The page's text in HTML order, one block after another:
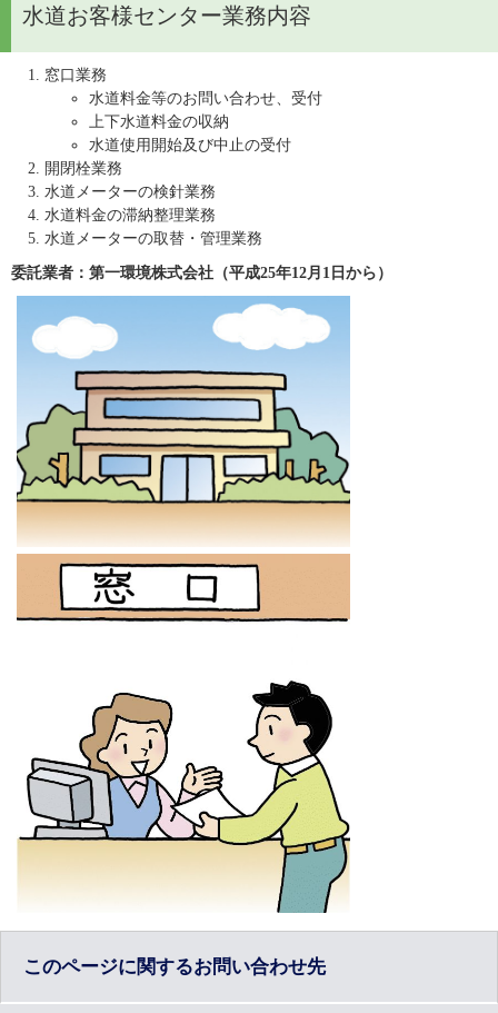
水道お客様センター業務内容
窓口業務
水道料金等のお問い合わせ、受付
上下水道料金の収納
水道使用開始及び中止の受付
開閉栓業務
水道メーターの検針業務
水道料金の滞納整理業務
水道メーターの取替・管理業務
委託業者：第一環境株式会社（平成25年12月1日から）
このページに関するお問い合わせ先